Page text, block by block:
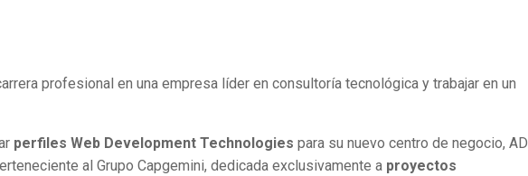
profesional en una empresa líder en consultoría tecnológica y trabajar en un
perfiles Web Development Technologies para su nuevo centro de negocio, AD
al Grupo Capgemini, dedicada exclusivamente a proyectos